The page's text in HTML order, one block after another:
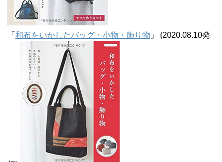
「 和布をいかしたバッグ・小物・飾り物 」 (2020.08.10発